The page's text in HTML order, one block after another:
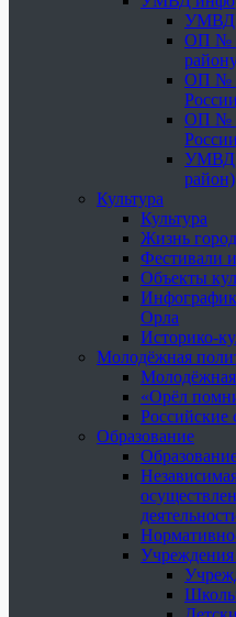
УМВД
ОП №
ОП №
ОП №
УМВД
район)
Культура
Культура
Жизнь
Фестивали
Объекты
Орла
Историко-
Молодёжная
«Орёл
Российские
Образование
Учреждения